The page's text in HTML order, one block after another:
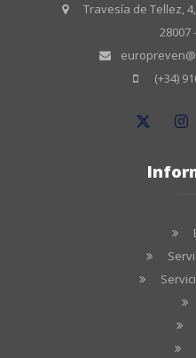
Travesía de Tellez,
28007
(+34)